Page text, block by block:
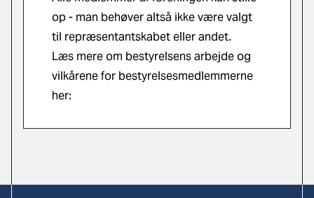
op - man behøver altså ikke være valgt
til repræsentantskabet eller andet.
Læs mere om bestyrelsens arbejde og
vilkårene for bestyrelsesmedlemmerne
her: